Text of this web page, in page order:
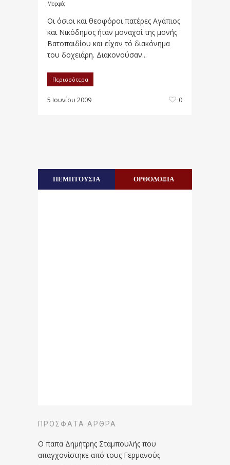
Μορφές
Οι όσιοι και θεοφόροι πατέρες Αγάπιος
και Νικόδημος ήταν μοναχοί της μονής
Βατοπαιδίου και είχαν τό διακόνημα
του δοχειάρη. Διακονούσαν...
Περισσότερα
5 Ιουνίου 2009 0
ΠΕΜΠΤΟΥΣΙΑ ΟΡΘΟΔΟΞΙΑ
ΠΡΌΣΦΑΤΑ ΆΡΘΡΑ
Ο παπα Δημήτρης Σταμπουλής που
απαγχονίστηκε από τους Γερμανούς